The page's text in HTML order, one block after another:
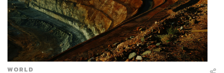
ด้าน พ่อสุนทร ที่รับบทโดยนักแสดงมากฝีมืออย่าง ตู่-นพพล
โกมารชุน ที่แม้เขามักจะมาพร้อมกับรอยยิ้มและการทักทาย
ที่ดูเป็นมิตร แต่เราก็ยังสัมผัสได้ถึงบารมีที่เขามีและอำนาจที่
ทุกคนต่างหวาดกลัวได้เสมอ โดยเฉพาะการปรากฏตัวครั้ง
แรกของเขาในงานประกวดพระเครื่องที่ขอยกให้เป็นหนึ่งใน
WORLD